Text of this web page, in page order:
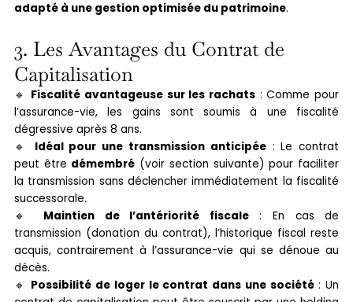
adapté à une gestion optimisée du patrimoine.
3. Les Avantages du Contrat de
Capitalisation
🔹 Fiscalité avantageuse sur les rachats : Comme pour
l’assurance-vie, les gains sont soumis à une fiscalité
dégressive après 8 ans.
🔹 Idéal pour une transmission anticipée: Le contrat
peut être démembré (voir section suivante) pour faciliter
la transmission sans déclencher immédiatement la fiscalité
successorale.
🔹 Maintien de l’antériorité fiscale: En cas de
transmission (donation du contrat), l’historique fiscal reste
acquis, contrairement à l’assurance-vie qui se dénoue au
décès.
🔹 Possibilité de loger le contrat dans une société: Un